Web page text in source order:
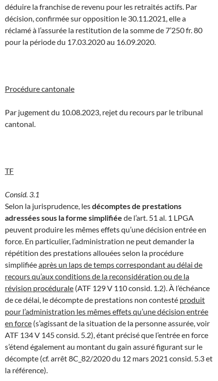
déduire la franchise de revenu pour les retraités actifs. Par
décision, confirmée sur opposition le 30.11.2021, elle a
réclamé à l’assurée la restitution de la somme de 7’250 fr. 80
pour la période du 17.03.2020 au 16.09.2020.
Procédure cantonale
Par jugement du 10.08.2023, rejet du recours par le tribunal
cantonal.
TF
Consid. 3.1
Selon la jurisprudence, lesdécomptes de prestations
adressées sous la forme simplifiée de l’art. 51 al. 1 LPGA
peuvent produire les mêmes effets qu’une décision entrée en
force. En particulier, l’administration ne peut demander la
répétition des prestations allouées selon la procédure
simplifiéeaprès un laps de temps correspondant au délai de
recours qu’aux conditions de la reconsidération ou de la
révision procédurale (ATF 129 V 110 consid. 1.2). À l’échéance
de ce délai, le décompte de prestations non contesté produit
pour l’administration les mêmes effets qu’une décision entrée
en force (s’agissant de la situation de la personne assurée, voir
ATF 134 V 145 consid. 5.2), étant précisé que l’entrée en force
s’étend également au montant du gain assuré figurant sur le
décompte (cf. arrêt 8C_82/2020 du 12 mars 2021 consid. 5.3 et
la référence).